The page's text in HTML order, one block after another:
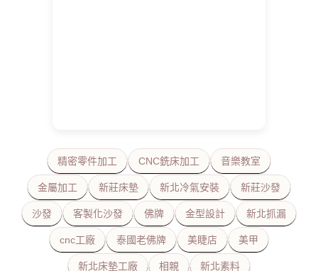
精密零件加工 CNC銑床加工 音樂教室
金屬加工 新莊床墊 新北冷氣安裝 新莊沙發
沙發 客製化沙發 佛牌 金型設計 新北抓漏
cnc工廠 泰國老佛牌 美睫店 美甲
新北床墊工廠 相親 新北素料